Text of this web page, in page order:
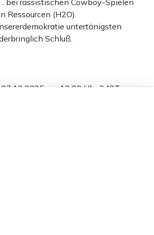
bei rassistischen Cowboy-Spielen
Ressourcen (H2O).
untertänigsten
Schluß.
07.12.2025 um 13:00 Uhr243T